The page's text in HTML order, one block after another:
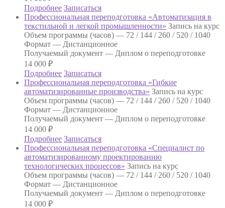
Подробнее Записаться
Профессиональная переподготовка «Автоматизация в
текстильной и легкой промышленности» Запись на курс
Объем программы (часов) — 72 / 144 / 260 / 520 / 1040
Формат — Дистанционное
Получаемый документ — Диплом о переподготовке
14 000 ₽
Подробнее Записаться
Профессиональная переподготовка «Гибкие
автоматизированные производства» Запись на курс
Объем программы (часов) — 72 / 144 / 260 / 520 / 1040
Формат — Дистанционное
Получаемый документ — Диплом о переподготовке
14 000 ₽
Подробнее Записаться
Профессиональная переподготовка «Специалист по
автоматизированному проектированию
технологических процессов» Запись на курс
Объем программы (часов) — 72 / 144 / 260 / 520 / 1040
Формат — Дистанционное
Получаемый документ — Диплом о переподготовке
14 000 ₽